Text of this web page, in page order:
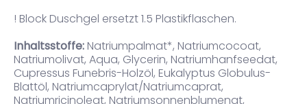
! Block Duschgel ersetzt 1.5 Plastikflaschen.
Inhaltsstoffe: Natriumpalmat*, Natriumcocoat,
Natriumolivat, Aqua, Glycerin, Natriumhanfseedat,
Cupressus Funebris-Holzöl, Eukalyptus Globulus-
Blattöl, Natriumcaprylat/Natriumcaprat,
Natriumricinoleat, Natriumsonnenblumenat,